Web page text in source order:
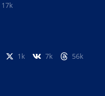
17k
1k 7k 56k